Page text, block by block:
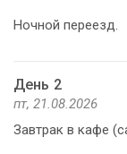
Ночной переезд.
День 2
пт, 21.08.2026
Завтрак в кафе